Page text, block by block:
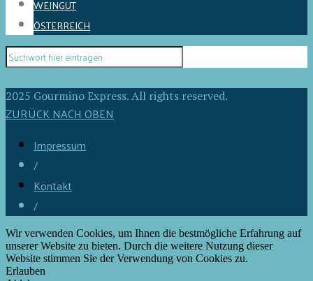
WEINGUT
ÖSTERREICH
2025 Gourmino Express. All rights reserved.
ZURÜCK NACH OBEN
Impressum
/
Kontakt
/
Wir verwenden Cookies, um Ihnen die bestmögliche Erfahrung auf
unserer Website zu bieten. Durch die weitere Nutzung dieser
Website stimmen Sie der Verwendung von Cookies zu.
Erlauben